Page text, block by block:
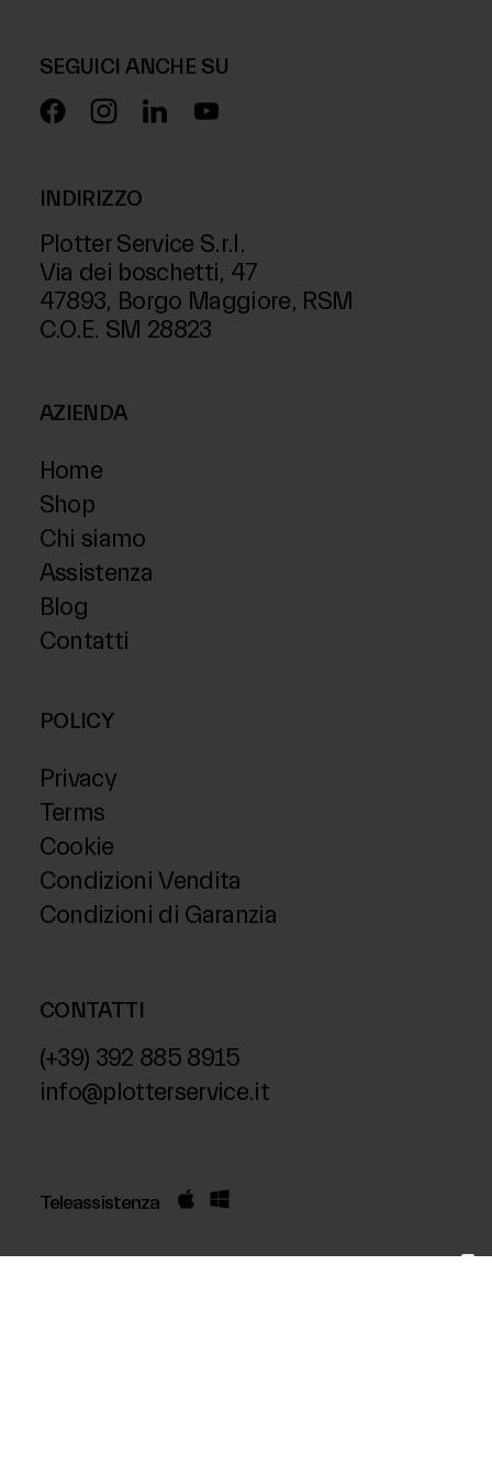
SEGUICI ANCHE SU
INDIRIZZO
Plotter Service S.r.l.
Via dei boschetti, 47
47893, Borgo Maggiore, RSM
C.O.E. SM 28823
AZIENDA
Home
Shop
Chi siamo
Assistenza
Blog
Contatti
POLICY
Privacy
Terms
Cookie
Condizioni Vendita
Condizioni di Garanzia
CONTATTI
(+39) 392 885 8915
info@plotterservice.it
Teleassistenza